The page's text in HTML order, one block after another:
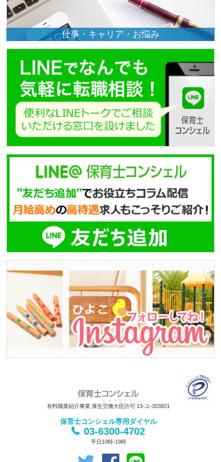
仕事・キャリア・お悩み
有料職業紹介事業 厚生労働大臣許可:13-ユ-303821
保育士コンシェル専用ダイヤル
03-6300-4702
平日10時-19時